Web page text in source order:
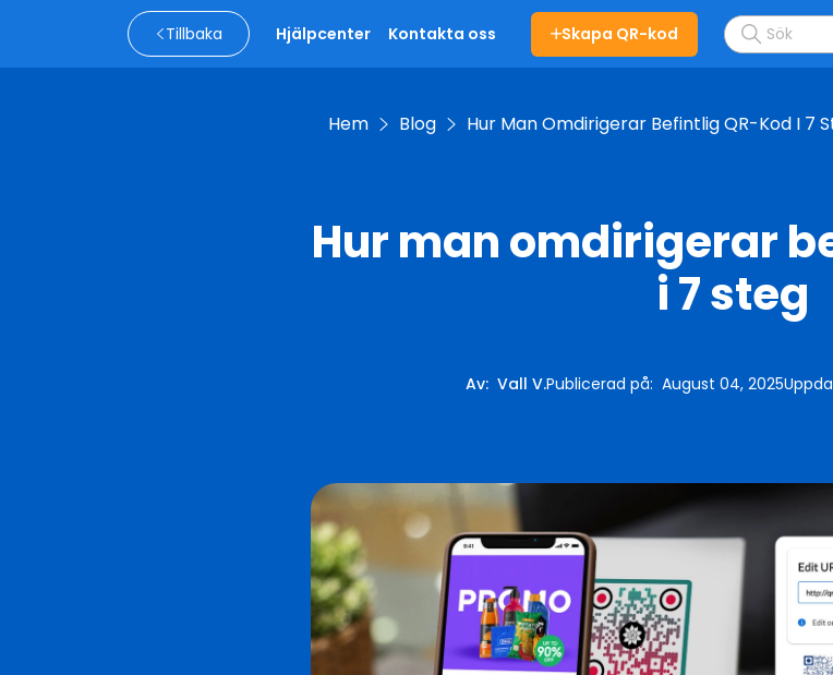
Tillbaka Hjälpcenter Kontakta oss Skapa QR-kod
Hem Blog Hur Man Omdirigerar Befintlig QR-Kod I 7
Hur man omdirigerar
i 7 steg
Av:Vall V.Publicerad på:August 04, 2025